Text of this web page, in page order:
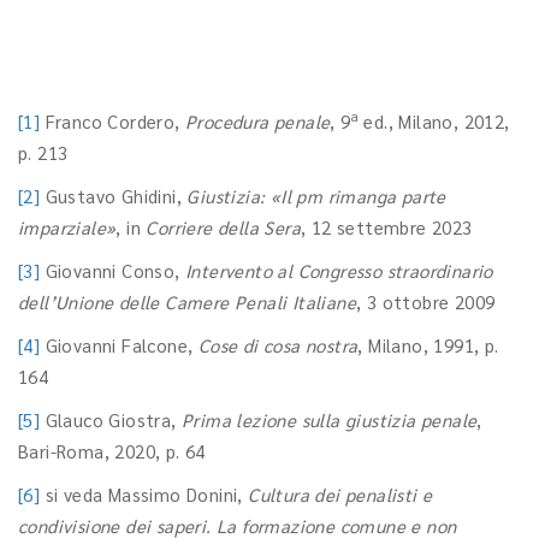
[1] Franco Cordero, Procedura penale, 9a ed., Milano, 2012,
p. 213
[2] Gustavo Ghidini, Giustizia: «Il pm rimanga parte
imparziale», in Corriere della Sera, 12 settembre 2023
[3] Giovanni Conso, Intervento al Congresso straordinario
dell’Unione delle Camere Penali Italiane, 3 ottobre 2009
[4] Giovanni Falcone, Cose di cosa nostra, Milano, 1991, p.
164
[5] Glauco Giostra, Prima lezione sulla giustizia penale,
Bari-Roma, 2020, p. 64
[6] si veda Massimo Donini, Cultura dei penalisti e
condivisione dei saperi. La formazione comune e non